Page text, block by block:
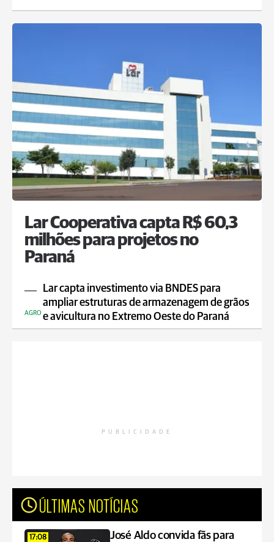
Lar Cooperativa capta R$ 60,3
milhões para projetos no
Paraná
Lar capta investimento via BNDES para
ampliar estruturas de armazenagem de grãos
e avicultura no Extremo Oeste do Paraná
AGRO
PUBLICIDADE
ÚLTIMAS NOTÍCIAS
17:08
José Aldo convida fãs para